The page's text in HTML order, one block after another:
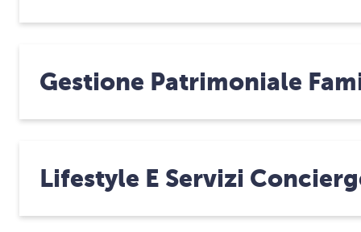
Gestione Patrimoniale
Lifestyle E Servizi